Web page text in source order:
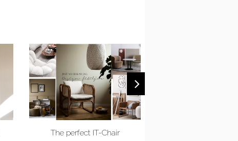
The perfect IT-Chair